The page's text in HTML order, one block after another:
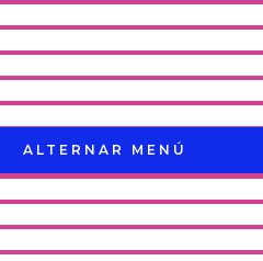
ALTERNAR MENÚ